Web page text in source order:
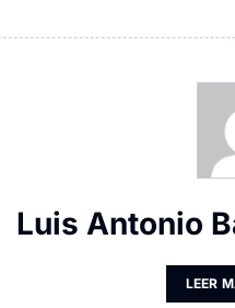
Luis Antonio
LEER